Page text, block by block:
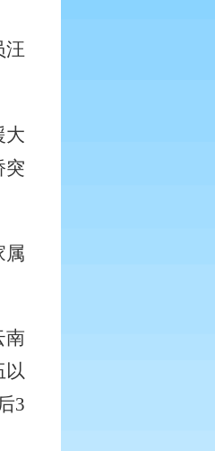
汪
大
突
属
南
以
3